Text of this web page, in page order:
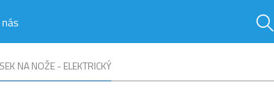
NA NOŽE - ELEKTRICKÝ